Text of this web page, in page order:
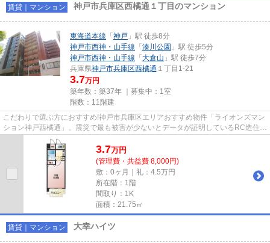
賃貸｜マンション 神戸市兵庫区西橘通１丁目のマンション
東海道本線 「 神戸 」駅 徒歩8分
神戸市西神・山手線 「 湊川公園 」駅 徒歩5分
神戸市西神・山手線 「 大倉山 」駅 徒歩7分
兵庫県神戸市兵庫区西橘通 １丁目1-21
3.7万円
築年数：築37年 ｜募集中： 1室
階数：11階建
こだわりで選ぶ方におすすめ!神戸市兵庫区エリアおすすめ物件「ライオンズマン
ション神戸西橘通」。震災で最も被害が少ないとデータが証明しているRC造住
宅。この物件ならば新築よりも...
3.7万円
(管理費・共益費 8,000円)
敷：0ヶ月｜礼：4.5万円
所在階：1階
間取り：1K
面積：21.75㎡
賃貸｜マンション 大幸ハイツ